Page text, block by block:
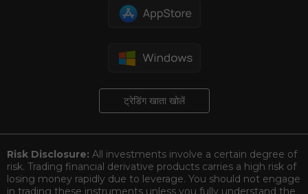
ट्रेडिंग खाता खोलें
Risk Disclosure: All investments involve a certain degree of
risk. Trading financial derivative products carries a high risk of
losing money rapidly due to leverage. You should not engage
in trading these instruments unless you fully understand the